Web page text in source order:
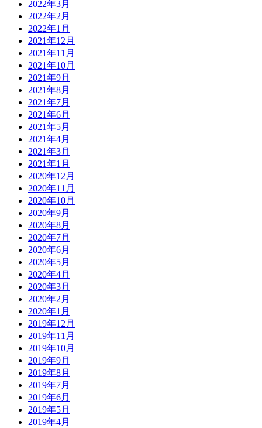
2022年3月
2022年2月
2022年1月
2021年12月
2021年11月
2021年10月
2021年9月
2021年8月
2021年7月
2021年6月
2021年5月
2021年4月
2021年3月
2021年1月
2020年12月
2020年11月
2020年10月
2020年9月
2020年8月
2020年7月
2020年6月
2020年5月
2020年4月
2020年3月
2020年2月
2020年1月
2019年12月
2019年11月
2019年10月
2019年9月
2019年8月
2019年7月
2019年6月
2019年5月
2019年4月